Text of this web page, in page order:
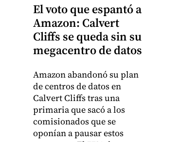
El voto que espantó a
Amazon: Calvert
Cliffs se queda sin su
megacentro de datos
Amazon abandonó su plan
de centros de datos en
Calvert Cliffs tras una
primaria que sacó a los
comisionados que se
oponían a pausar estos